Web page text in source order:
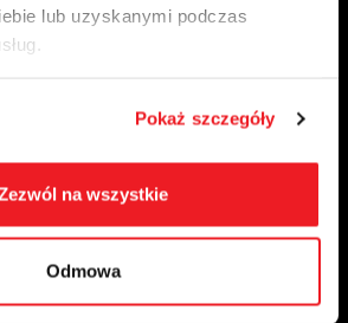
lub uzyskanymi podczas
Pokaż szczegóły
na wszystkie
Odmowa